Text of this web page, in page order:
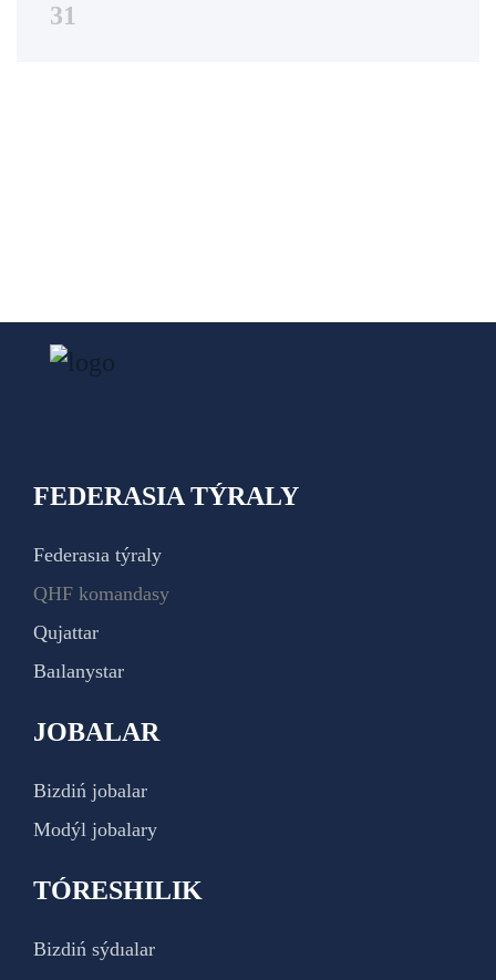
31
FEDERASIA TÝRALY
Federasıa týraly
QHF komandasy
Qujattar
Baılanystar
JOBALAR
Bizdiń jobalar
Modýl jobalary
TÓRESHILIK
Bizdiń sýdıalar